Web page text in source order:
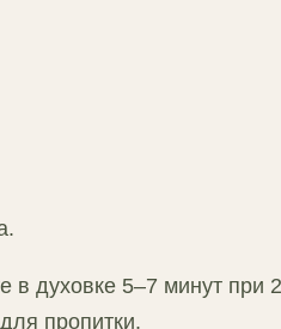
в духовке 5–7 минут при
пропитки.